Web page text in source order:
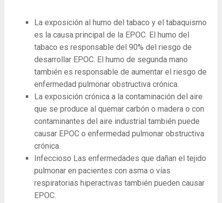
La exposición al humo del tabaco y el tabaquismo
es la causa principal de la EPOC. El humo del
tabaco es responsable del 90% del riesgo de
desarrollar EPOC. El humo de segunda mano
también es responsable de aumentar el riesgo de
enfermedad pulmonar obstructiva crónica.
La ​​exposición crónica a la contaminación del aire
que se produce al quemar carbón o madera o con
contaminantes del aire industrial también puede
causar EPOC o enfermedad pulmonar obstructiva
crónica.
Infeccioso Las enfermedades que dañan el tejido
pulmonar en pacientes con asma o vías
respiratorias hiperactivas también pueden causar
EPOC.